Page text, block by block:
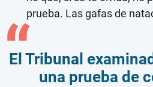
prueba. Las gafas de
El Tribunal
una prueba de